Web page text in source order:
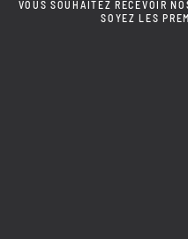
VOUS SOUHAITEZ RECEVOIR
SOYEZ LES